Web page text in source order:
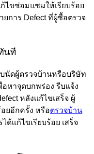
ไขซ่อมแซมให้เรียบร้อย
ยการ Defect ที่ผู้ซื้อตรวจ
นที
นัดผู้ตรวจบ้านหรือบริษัท
หาจุดบกพร่อง รีบแจ้ง
หลังแก้ไขเสร็จ ผู้
อยอีกครั้ง หรือตรวจบ้าน
ด้แก้ไขเรียบร้อย เสร็จ